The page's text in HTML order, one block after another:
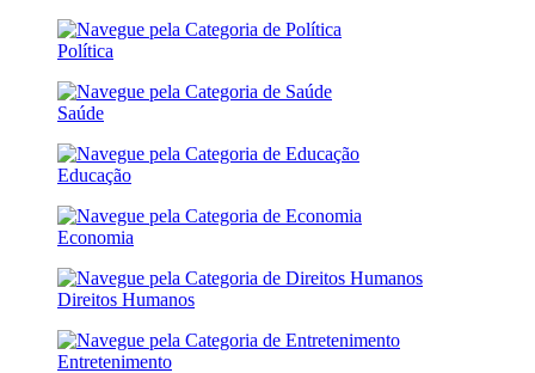
Política
Saúde
Educação
Economia
Direitos Humanos
Entretenimento